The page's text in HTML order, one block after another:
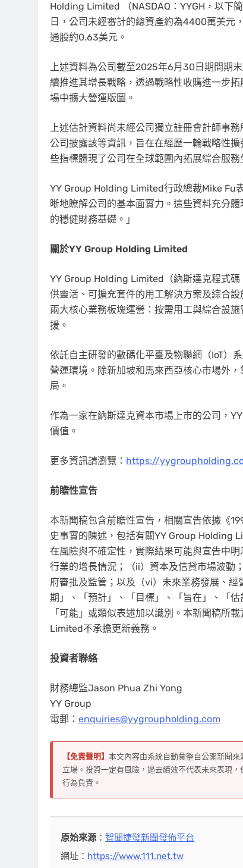
Holding Limited （NASDAQ：YYGH，以下
日，公司未經審計的總資產約為4400萬美元
通股約0.63美元。
上述資料為公司截至2025年6月30日期間期
續推進其增長戰略，透過戰略性收購進一步
場中擴大營運版圖。
上述估計資料尚未經公司獨立註冊會計師事
公司披露該等資訊，旨在在經歷一輪戰略性
些指標體現了公司在全球範圍內拓展綜合服
YY Group Holding Limited行政總裁Mike Fu
晰地瞭解公司的基本面實力。這些資料充分
的穩健財務基礎。」
關於YY Group Holding Limited
YY Group Holding Limited（納斯達克程式碼
供靈活、可擴充套件的用工解決方案及綜合
兩大核心業務板塊運營：按需用工與綜合設
援。
依託自主研發的數碼化平臺及物聯網（IoT）
營運環境。除新加坡和馬來西亞核心市場外
局。
作為一家在納斯達克資本市場上市的公司，
價值。
更多資訊請瀏覽： https://
前瞻性宣告
本新聞稿包含前瞻性宣告，相關宣告依據《
史事實的陳述，包括有關YY Group Holding
在風險與不確定性，實際結果可能與宣告中
行業的增長情況；（ii）資本及信貸市場波動
府審批及監管；以及（vi）未來業務發展、
期」、「預計」、「目標」、「旨在」、「
「可能」或類似表述加以識別。本新聞稿所
Limited不承擔更新義務。
投資者聯絡
財務總監Jason Phua Zhi Yong
YY Group
電郵： enquiries@yygroupholding.com
【免責聲明】 本文內容由系統自動彙整自公開新聞
立場。投資一定有風險，過去績效不代表未來表現
行為負責。
原始來源 ：智聞捷發新聞發佈平台
網址： https://www.111.net.tw